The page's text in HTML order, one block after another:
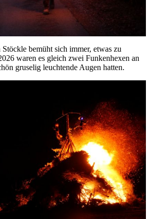
bemüht sich immer, etwas zu
waren es gleich zwei Funkenhexen an
gruselig leuchtende Augen hatten.